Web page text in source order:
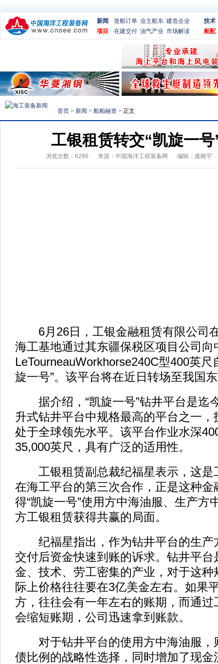
新闻 造船订单 业主船东 建造企业
项目
在建交付 油气产业 市场解读
技术
船配
首页 > 新闻 > 船舶融资 > 正文
工银租赁转交“凯旋一
浏览次数：6286 来源：中国海洋工程装备网 编辑：庞晓宇
6月26日，工银金融租赁有限公司
海工基地通过其东疆保税区项目公司
LeTourneauWorkhorse240C型400英尺
旋一号”。该平台将在近日转场至我国
据介绍，“凯旋一号”钻井平台是迄
升式钻井平台中规格最高的平台之一
处于全球领先水平。该平台作业水深
35,000英尺，具有广泛的适用性。
工银租赁副总裁纪福星表示，这是
在海工平台的第三次合作，正是这种
得“凯旋一号”使用方中海油服、生产方
方工银租赁获得共赢的局面。
纪福星指出，作为钻井平台的生产
交付后资金快速到账的诉求。钻井平
金、技术、劳工密集的产业，对于这
际上价格往往要在3亿美金左右。如果
方，往往会有一年左右的账期，而通
会缩短账期，公司迅速拿到账款。
对于钻井平台的使用方中海油服，
债比例的战略性选择，同时增加了现